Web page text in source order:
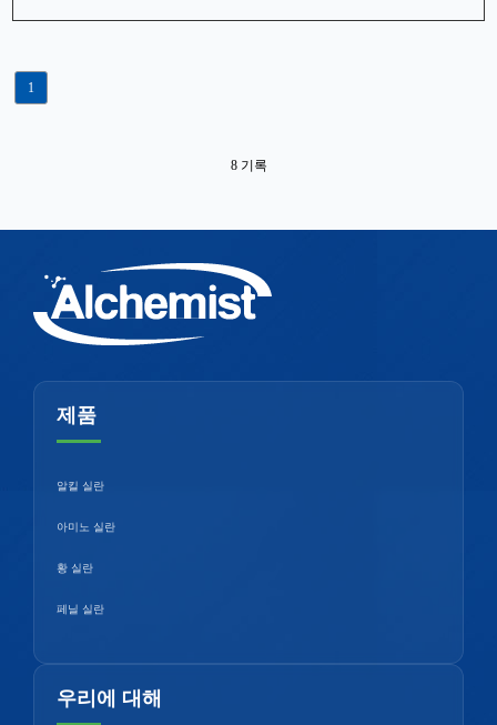
1
8 기록
제품
알킬 실란
아미노 실란
황 실란
페닐 실란
우리에 대해